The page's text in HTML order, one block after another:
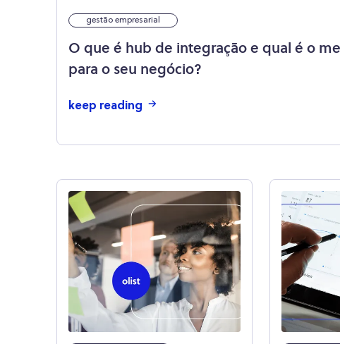
gestão empresarial
O que é hub de integração e qual é o
para o seu negócio?
keep reading